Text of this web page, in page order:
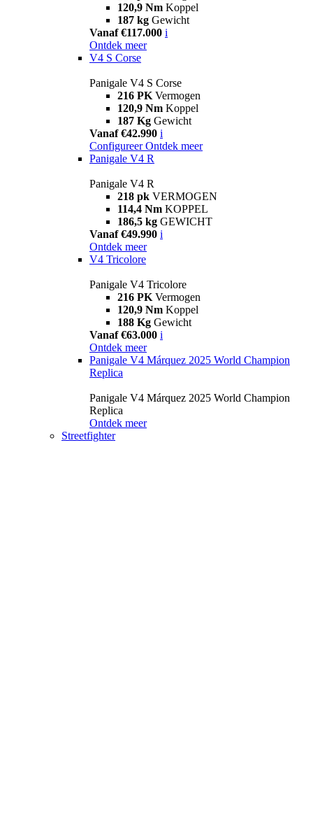
120,9 Nm Koppel
187 kg Gewicht
Vanaf €117.000 i
Ontdek meer
V4 S Corse
Panigale V4 S Corse
216 PK Vermogen
120,9 Nm Koppel
187 Kg Gewicht
Vanaf €42.990 i
Configureer Ontdek meer
Panigale V4 R
Panigale V4 R
218 pk VERMOGEN
114,4 Nm KOPPEL
186,5 kg GEWICHT
Vanaf €49.990 i
Ontdek meer
V4 Tricolore
Panigale V4 Tricolore
216 PK Vermogen
120,9 Nm Koppel
188 Kg Gewicht
Vanaf €63.000 i
Ontdek meer
Panigale V4 Márquez 2025 World Champion
Replica
Panigale V4 Márquez 2025 World Champion
Replica
Ontdek meer
Streetfighter